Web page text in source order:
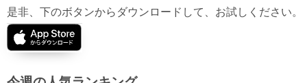
是非、下のボタンからダウンロードして、お試しください。